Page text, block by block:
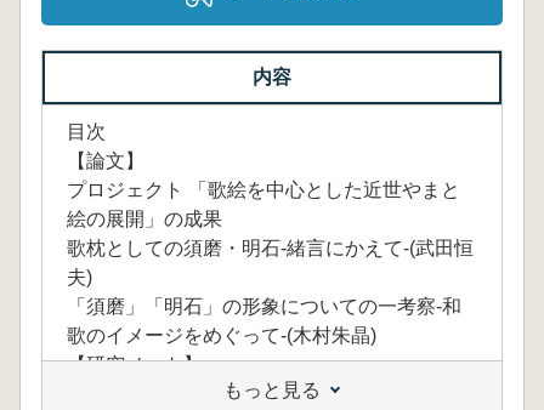
内容
目次
【論文】
プロジェクト 「歌絵を中心とした近世やまと
絵の展開」の成果
歌枕としての須磨・明石-緒言にかえて-(武田恒
夫)
「須磨」「明石」の形象についての一考察-和
歌のイメージをめぐって-(木村朱晶)
【研究ノート】
西宮山古墳出土品調査を出発として-天寿国繍
もっと見る